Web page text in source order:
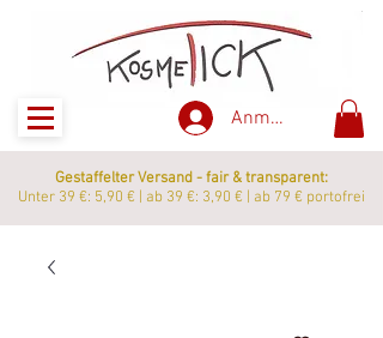
Anmelden
Gestaffelter Versand - fair & transparent:
Unter 39 €: 5,90 € | ab 39 €: 3,90 € | ab 79 € portofrei